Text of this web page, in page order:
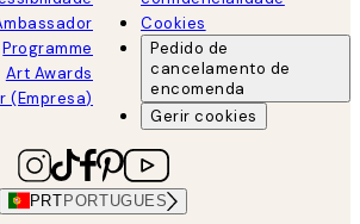
Programme
Art Awards
(Empresa)
Cookies
Pedido de
cancelamento de
encomenda
Gerir cookies
PRT PORTUGUES